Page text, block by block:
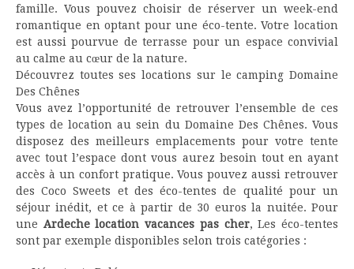
famille. Vous pouvez choisir de réserver un week-end
romantique en optant pour une éco-tente. Votre location
est aussi pourvue de terrasse pour un espace convivial
au calme au cœur de la nature.
Découvrez toutes ses locations sur le camping Domaine
Des Chênes
Vous avez l’opportunité de retrouver l’ensemble de ces
types de location au sein du Domaine Des Chênes. Vous
disposez des meilleurs emplacements pour votre tente
avec tout l’espace dont vous aurez besoin tout en ayant
accès à un confort pratique. Vous pouvez aussi retrouver
des Coco Sweets et des éco-tentes de qualité pour un
séjour inédit, et ce à partir de 30 euros la nuitée. Pour
une Ardeche location vacances pas cher, Les éco-tentes
sont par exemple disponibles selon trois catégories :